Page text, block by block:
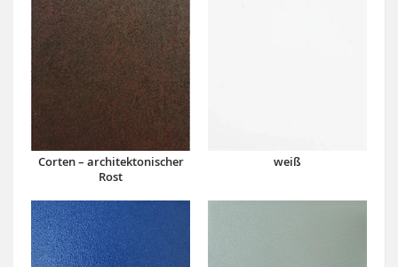
Corten – architektonischer
Rost
weiß